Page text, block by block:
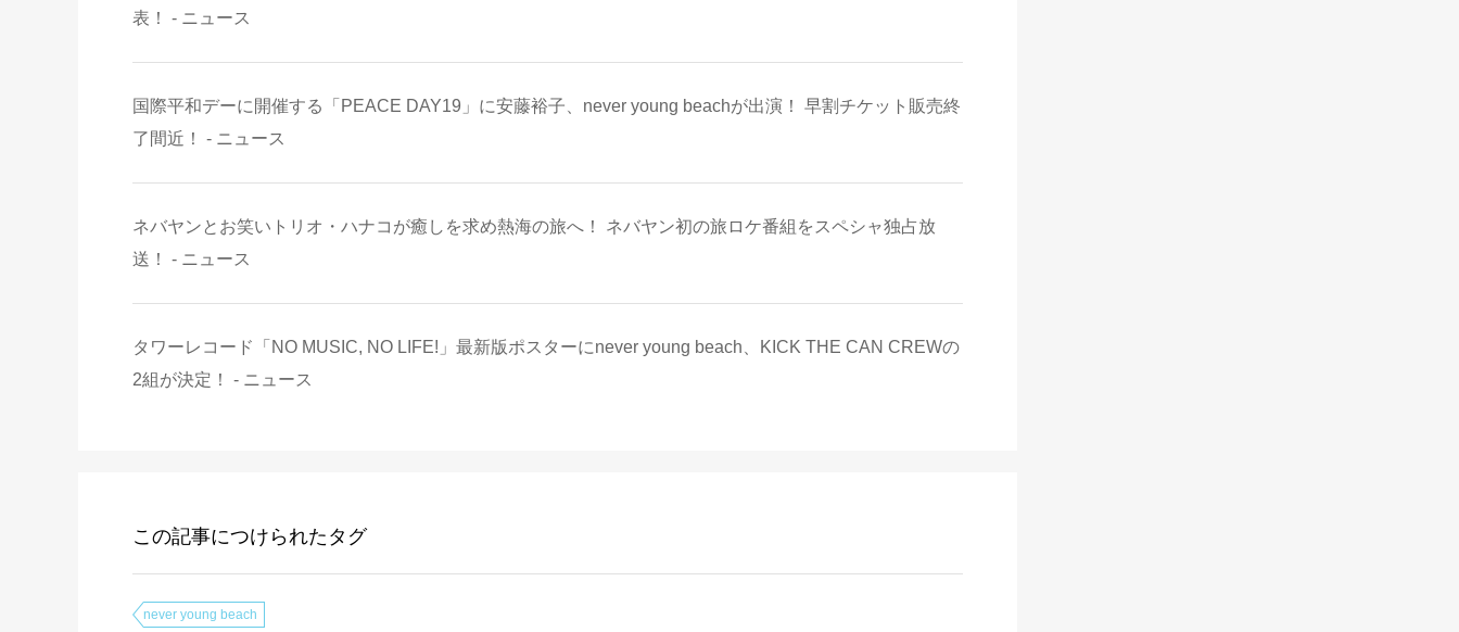
表！ - ニュース
国際平和デーに開催する「PEACE DAY19」に安藤裕子、never young beachが出演！ 早割チケット販売終
了間近！ - ニュース
ネバヤンとお笑いトリオ・ハナコが癒しを求め熱海の旅へ！ ネバヤン初の旅ロケ番組をスペシャ独占放
送！ - ニュース
タワーレコード「NO MUSIC, NO LIFE!」最新版ポスターにnever young beach、KICK THE CAN CREWの
2組が決定！ - ニュース
この記事につけられたタグ
never young beach